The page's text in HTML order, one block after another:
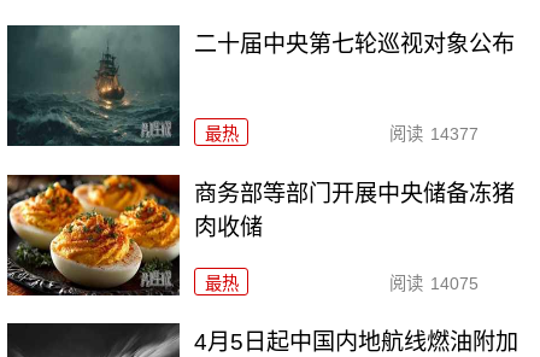
二十届中央第七轮巡视对象公布
最热 阅读 14377
商务部等部门开展中央储备冻猪
肉收储
最热 阅读 14075
4月5日起中国内地航线燃油附加